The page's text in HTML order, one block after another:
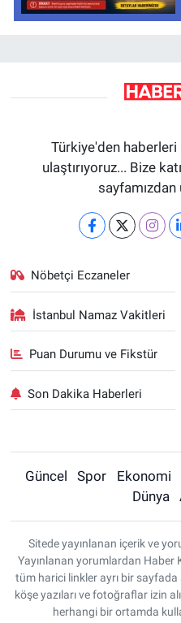
Türkiye'den
ulaştırıyoruz... Bize
Nöbetçi Eczaneler
İstanbul Namaz Vakitleri
Puan Durumu ve Fikstür
Son Dakika Haberleri
Güncel Spor Ekonomi
Dünya
Sitede yayınlanan içerik ve
Yayınlanan yorumlardan
tüm harici linkler ayrı bir sayfada
köşe yazıları ve fotoğraflar izin
herhangi bir ortamda